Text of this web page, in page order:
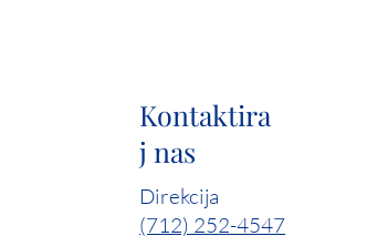
Kontaktira
j nas
Direkcija
(712) 252-4547